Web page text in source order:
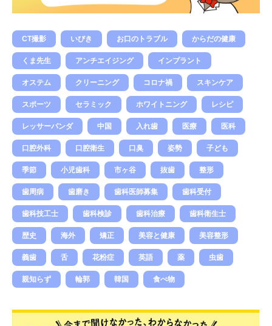
CT撮影 いびき お口のトラブル からだの健康
くま先生 アンチエイジング インプラント
オステム クリーニング コロナ禍 スキンケア
スポーツ セラミック ホワイトニング レシピ
レッサーパンダ 中国 入れ歯 医療 医科
口腔外科 口腔衛生 口臭 姿勢 子ども
季節 小児歯科 市ヶ谷 抜歯 整形
歯周病 歯磨き 歯科医師募集 歯科受付
歯科技工士 歯科検診 歯科治療 歯科衛生士
歴史 海外 矯正 美容と健康 美容整形
義歯 舌 花粉症 英語 薬 虫歯
親知らず 輪郭 韓国 食べ物